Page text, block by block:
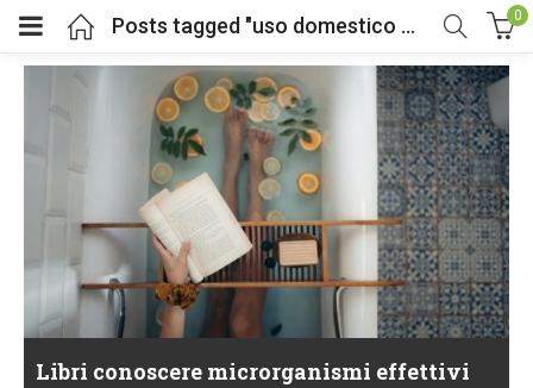
Posts tagged "uso domestico EM" 0
Libri conoscere microrganismi effettivi